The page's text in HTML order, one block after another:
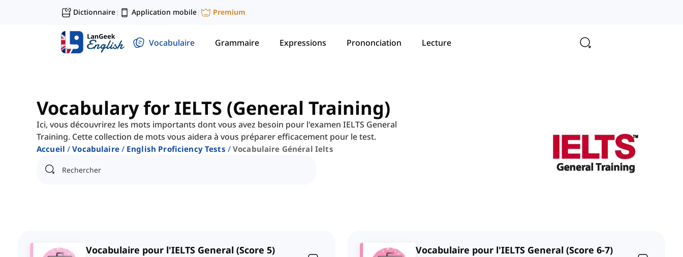
Dictionnaire| Application mobile| Premium
Vocabulaire Grammaire Expressions Prononciation Lecture
Vocabulary for IELTS (General Training)
Ici, vous découvrirez les mots importants dont vous avez besoin pour l'examen IELTS General
Training. Cette collection de mots vous aidera à vous préparer efficacement pour le test.
Accueil Vocabulaire English Proficiency Tests Vocabulaire Général Ielts
Vocabulaire pour l'IELTS General (Score 5)
Vocabulaire pour l'IELTS General (Score 6-7)